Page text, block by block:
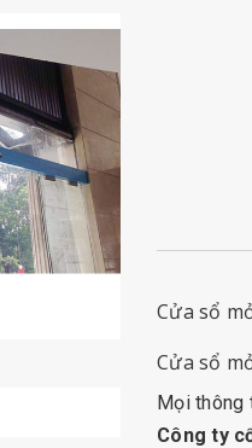
Cửa sổ
Cửa sổ
Mọi thông
Công ty